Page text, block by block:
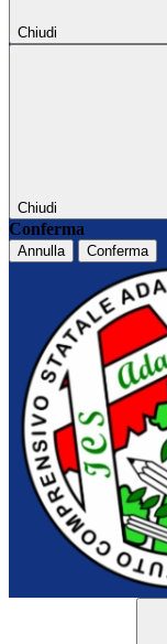
Chiudi
Chiudi
Conferma
Annulla Conferma